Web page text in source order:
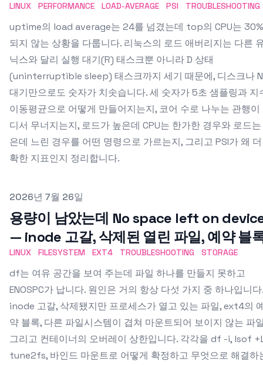
LINUX PERFORMANCE LOAD-AVERAGE PSI TROUBLESHOOTING
uptime의 load average는 24를 넘겼는데 top의 CPU는
되지 않는 상황을 다룹니다. 리눅스의 로드 애버리지는 다른
닉스와 달리 실행 대기(R) 태스크뿐 아니라 D 상태
(uninterruptible sleep) 태스크까지 세기 때문에, 디스크나
대기만으로도 숫자가 치솟습니다. 세 숫자가 5초 샘플링과 지
이동평균으로 어떻게 만들어지는지, 코어 수로 나누는 관행이
디서 무너지는지, 로드가 높은데 CPU는 한가한 경우와 로드
은데 느린 경우를 어떤 명령으로 가르는지, 그리고 PSI가 왜
확한 지표인지 정리합니다.
Published on
2026년 7월 26일
용량이 남았는데 No space left on
— inode 고갈, 삭제된 열린 파일, 예약 블
LINUX FILESYSTEM EXT4 TROUBLESHOOTING STORAGE
df는 여유 공간을 보여 주는데 파일 하나를 만들지 못하고
ENOSPC가 납니다. 원인은 거의 항상 다섯 가지 중 하나입니다.
inode 고갈, 삭제됐지만 프로세스가 열고 있는 파일, ext4의
약 블록, 다른 파일시스템이 겹쳐 마운트되어 보이지 않는 파
그리고 컨테이너의 오버레이 상한입니다. 각각을 df -i, lsof
tune2fs, 바인드 마운트로 어떻게 확정하고 무엇으로 해결하